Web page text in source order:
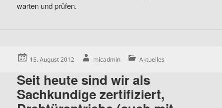
warten und prüfen.
Posted
15. August 2012 Author
micadmin Categories
Aktuelles
Seit heute sind wir als
Sachkundige zertifiziert,